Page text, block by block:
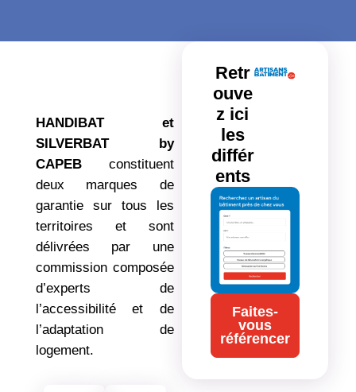
HANDIBAT et
SILVERBAT by
CAPEBconstituent
deux marques de
garantie sur tous les
territoires et sont
délivrées par une
commission composée
d’experts de
l’accessibilité et de
l’adaptation de
logement.
Retr
ouve
z ici
les
différ
ents
Faites-
vous
référencer